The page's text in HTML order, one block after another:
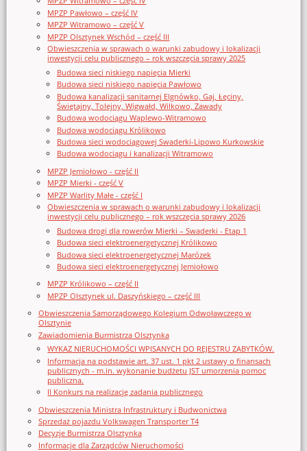
MPZP Pawłowo – część IV
MPZP Witramowo – część V
MPZP Olsztynek Wschód – część III
Obwieszczenia w sprawach o warunki zabudowy i lokalizacji
inwestycji celu publicznego – rok wszczęcia sprawy 2025
Budowa sieci niskiego napięcia Mierki
Budowa sieci niskiego napięcia Pawłowo
Budowa kanalizacji sanitarnej Elgnówko, Gaj, Łęciny,
Świętajny, Tolejny, Wigwałd, Wilkowo, Zawady
Budowa wodociągu Waplewo-Witramowo
Budowa wodociągu Królikowo
Budowa sieci wodociągowej Swaderki-Lipowo Kurkowskie
Budowa wodociągu i kanalizacji Witramowo
MPZP Jemiołowo - część II
MPZP Mierki - część V
MPZP Warlity Małe - część I
Obwieszczenia w sprawach o warunki zabudowy i lokalizacji
inwestycji celu publicznego – rok wszczęcia sprawy 2026
Budowa drogi dla rowerów Mierki – Swaderki - Etap 1
Budowa sieci elektroenergetycznej Królikowo
Budowa sieci elektroenergetycznej Marózek
Budowa sieci elektroenergetycznej Jemiołowo
MPZP Królikowo – część II
MPZP Olsztynek ul. Daszyńskiego – część III
Obwieszczenia Samorządowego Kolegium Odwoławczego w
Olsztynie
Zawiadomienia Burmistrza Olsztynka
WYKAZ NIERUCHOMOŚCI WPISANYCH DO REJESTRU ZABYTKÓW.
Informacja na podstawie art. 37 ust. 1 pkt 2 ustawy o finansach
publicznych - m.in. wykonanie budżetu JST umorzenia pomoc
publiczna.
II Konkurs na realizację zadania publicznego
Obwieszczenia Ministra Infrastruktury i Budwonictwa
Sprzedaż pojazdu Volkswagen Transporter T4
Decyzje Burmistrza Olsztynka
Informacje dla Zarządców Nieruchomości